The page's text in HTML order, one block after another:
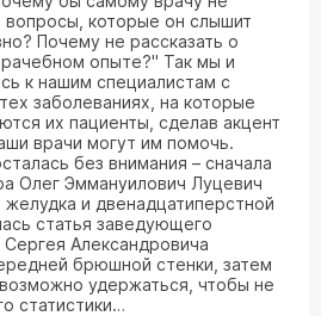
вопросы, которые он слышит
Почему не рассказать о
опыте?" Так мы и
к нашим специалистам с
заболеваниях, на которые
их пациенты, сделав акцент
врачи могут им помочь.
без внимания – сначала
Олег Эммануилович Луцевич
и двенадцатиперстной
статья заведующего
Александровича
брюшной стенки, затем
удержаться, чтобы не
статистики…